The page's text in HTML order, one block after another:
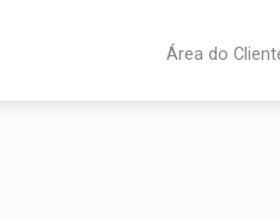
Área do